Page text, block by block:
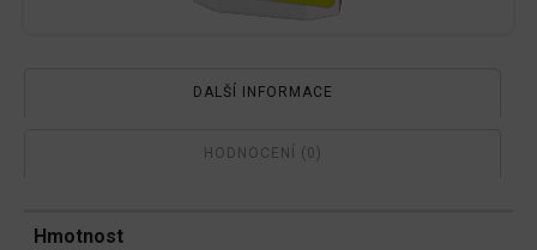
DALŠÍ INFORMACE
HODNOCENÍ (0)
Hmotnost